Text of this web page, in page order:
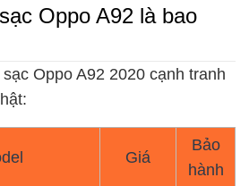
Oppo A92 là bao
Oppo A92 2020 cạnh tranh
Giá
Bảo
hành